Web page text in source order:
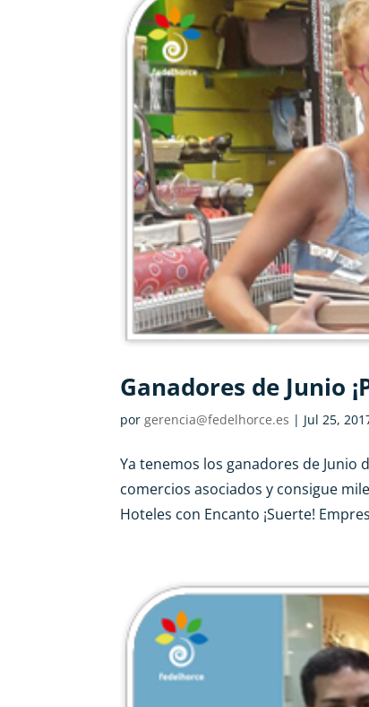
Ganadores de Junio
porgerencia@fedelhorce.es | Jul 25,
Ya tenemos los ganadores de Junio
comercios asociados y consigue
Hoteles con Encanto ¡Suerte!